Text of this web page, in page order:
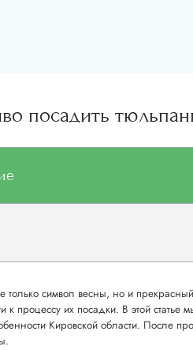
посадить
символ весны, но и
к процессу их посадки. В этой
Кировской области. После